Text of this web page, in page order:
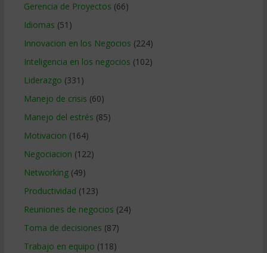
Gerencia de Proyectos (66)
Idiomas (51)
Innovacion en los Negocios (224)
Inteligencia en los negocios (102)
Liderazgo (331)
Manejo de crisis (60)
Manejo del estrés (85)
Motivacion (164)
Negociacion (122)
Networking(49)
Productividad (123)
Reuniones de negocios (24)
Toma de decisiones (87)
Trabajo en equipo (118)